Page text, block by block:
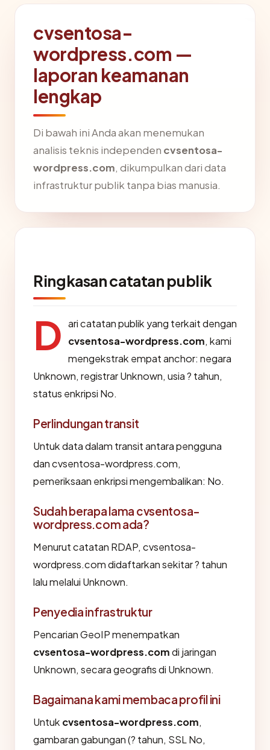
cvsentosa-
wordpress.com —
laporan keamanan
lengkap
Di bawah ini Anda akan menemukan
analisis teknis independen cvsentosa-
wordpress.com, dikumpulkan dari data
infrastruktur publik tanpa bias manusia.
Ringkasan catatan publik
D ari catatan publik yang terkait dengan
cvsentosa-wordpress.com, kami
mengekstrak empat anchor: negara
Unknown, registrar Unknown, usia ? tahun,
status enkripsi No.
Perlindungan transit
Untuk data dalam transit antara pengguna
dan cvsentosa-wordpress.com,
pemeriksaan enkripsi mengembalikan: No.
Sudah berapa lama cvsentosa-
wordpress.com ada?
Menurut catatan RDAP, cvsentosa-
wordpress.com didaftarkan sekitar ? tahun
lalu melalui Unknown.
Penyedia infrastruktur
Pencarian GeoIP menempatkan
cvsentosa-wordpress.comdi jaringan
Unknown, secara geografis di Unknown.
Bagaimana kami membaca profil ini
Untuk cvsentosa-wordpress.com,
gambaran gabungan (? tahun, SSL No,